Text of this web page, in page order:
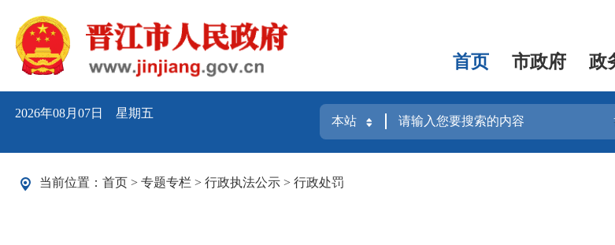
首页 市政府 政
2026年08月07日 星期五
当前位置： 首页 > 专题专栏 > 行政执法公示 > 行政处罚